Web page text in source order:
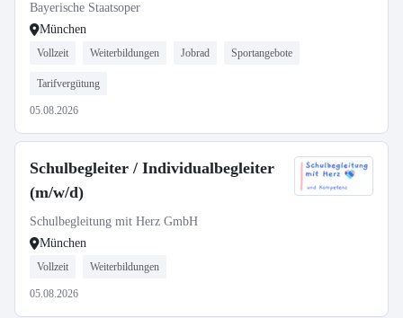
Bayerische Staatsoper
München
Vollzeit Weiterbildungen Jobrad Sportangebote
Tarifvergütung
05.08.2026
Schulbegleiter / Individualbegleiter
(m/w/d)
Schulbegleitung mit Herz GmbH
München
Vollzeit Weiterbildungen
05.08.2026